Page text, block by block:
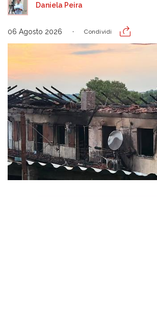
Daniela Peira
06 Agosto 2026 Condividi